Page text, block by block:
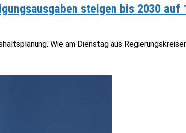
steigen bis 2030
Wie am Dienstag aus